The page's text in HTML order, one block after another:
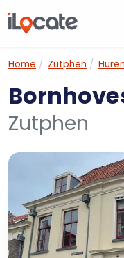
Home Zutphen Huren
Zutphen